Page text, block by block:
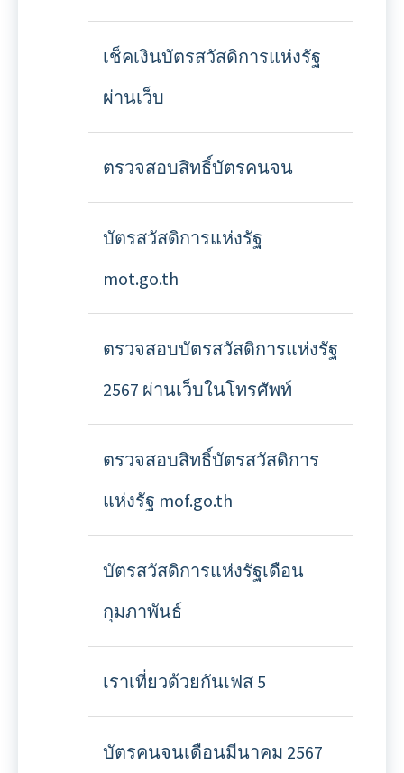
เช็คเงินบัตรสวัสดิการแห่งรัฐ
ผ่านเว็บ
ตรวจสอบสิทธิ์บัตรคนจน
บัตรสวัสดิการแห่งรัฐ
mot.go.th
ตรวจสอบบัตรสวัสดิการแห่งรัฐ
2567 ผ่านเว็บในโทรศัพท์
ตรวจสอบสิทธิ์บัตรสวัสดิการ
แห่งรัฐ mof.go.th
บัตรสวัสดิการแห่งรัฐเดือน
กุมภาพันธ์
เราเที่ยวด้วยกันเฟส 5
บัตรคนจนเดือนมีนาคม 2567